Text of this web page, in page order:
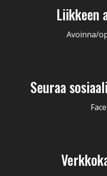
Liikkeen
Avoinna/
Seuraa